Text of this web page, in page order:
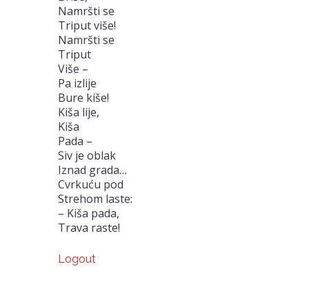
Namršti se
Triput više!
Namršti se
Triput
Više –
Pa izlije
Bure kiše!
Kiša lije,
Kiša
Pada –
Siv je oblak
Iznad grada…
Cvrkuću pod
Strehom laste:
– Kiša pada,
Trava raste!
Logout